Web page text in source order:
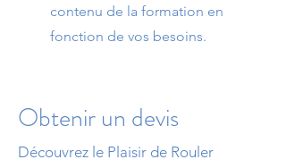
contenu de la formation en
fonction de vos besoins.
Obtenir un devis
Découvrez le Plaisir de Rouler